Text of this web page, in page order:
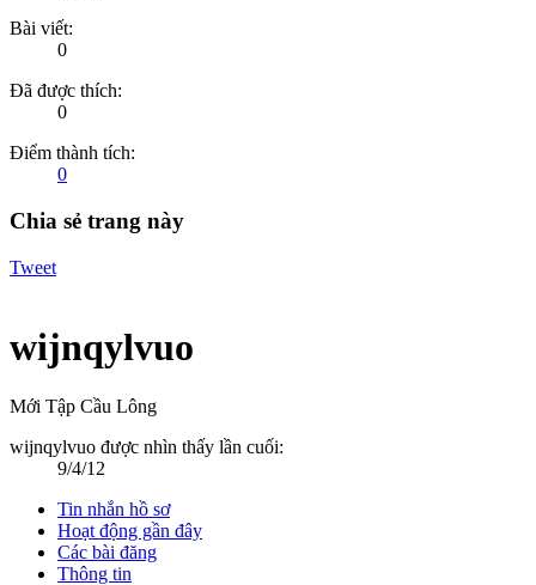
Bài viết:
0
Đã được thích:
0
Điểm thành tích:
0
Chia sẻ trang này
Tweet
wijnqylvuo
Mới Tập Cầu Lông
wijnqylvuo được nhìn thấy lần cuối:
9/4/12
Tin nhắn hồ sơ
Hoạt động gần đây
Các bài đăng
Thông tin